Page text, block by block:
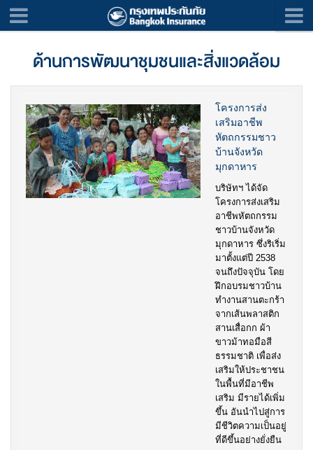
ด้านการพัฒนาชุมชนและสิ่งแวดล้อม
โครงการส่ง
เสริมอาชีพ
หัตถกรรมชาว
บ้านจังหวัด
มุกดาหาร
บริษัทฯ ได้จัด
โครงการส่งเสริม
อาชีพหัตถกรรม
ชาวบ้านจังหวัด
มุกดาหาร ซึ่งริเริ่ม
มาตั้งแต่ปี 2538
จนถึงปัจจุบัน โดย
ฝึกอบรมชาวบ้าน
ทำงานสานตะกร้า
จากเส้นพลาสติก
สานเสื่อกก ผ้า
ขาวม้าทอมือสี
ธรรมชาติ เพื่อส่ง
เสริมให้ประชาชน
ในพื้นที่มีอาชีพ
เสริม มีรายได้เพิ่ม
ขึ้น อันนำไปสู่การ
มีชีวิตความเป็นอยู่
ที่ดีขึ้นอย่างยั่งยืน